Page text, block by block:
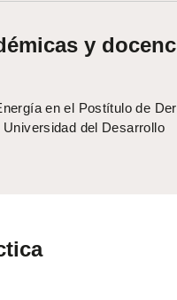
y
en el Postítulo de
del Desarrollo